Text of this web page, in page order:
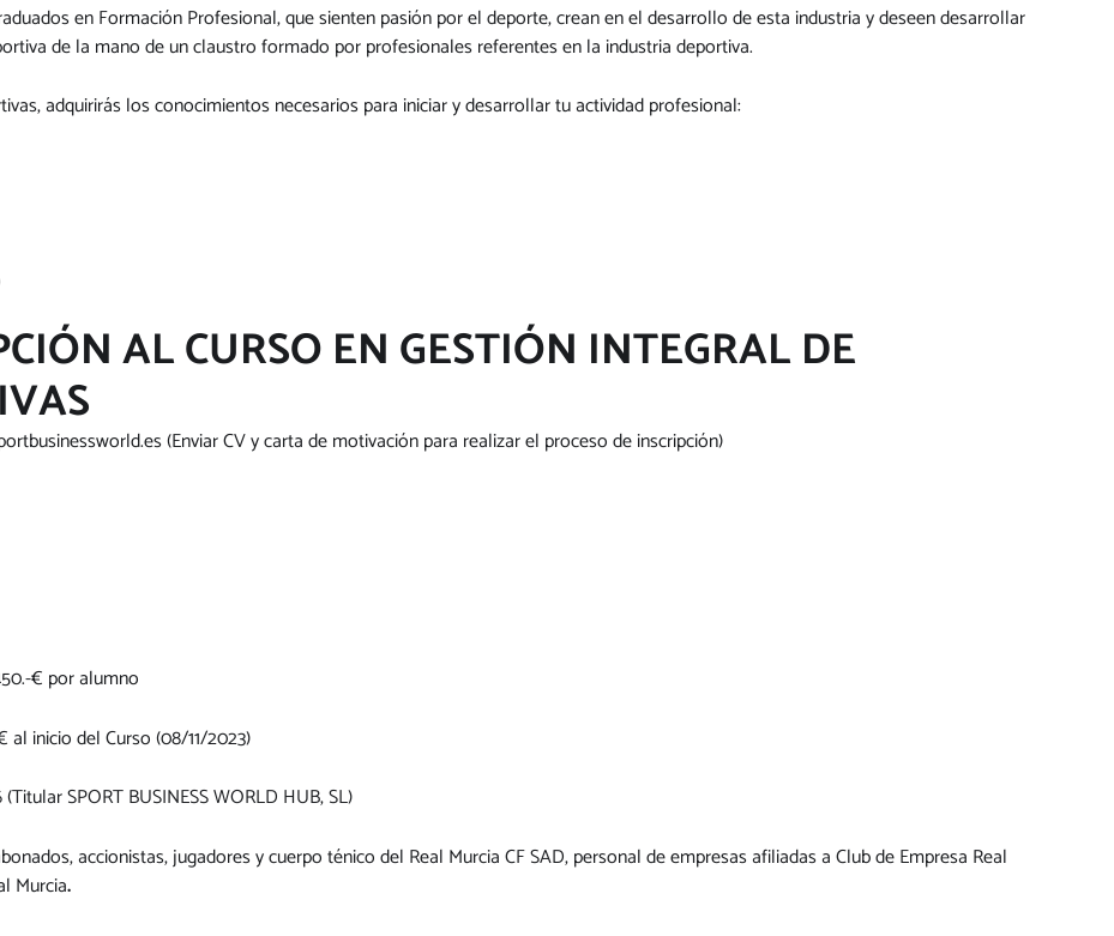
en Formación Profesional, que sienten pasión por el deporte, crean en el desarrollo de esta industria y deseen desarrollar
de la mano de un claustro formado por profesionales referentes en la industria deportiva.
adquirirás los conocimientos necesarios para iniciar y desarrollar tu actividad profesional:
AL CURSO EN GESTIÓN INTEGRAL DE
(Enviar CV y carta de motivación para realizar el proceso de inscripción)
€ por alumno
inicio del Curso (08/11/2023)
SPORT BUSINESS WORLD HUB, SL)
accionistas, jugadores y cuerpo ténico del Real Murcia CF SAD, personal de empresas afiliadas a Club de Empresa Real
Murcia.